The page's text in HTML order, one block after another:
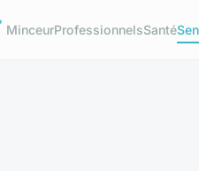
MinceurProfessionnelsSanté